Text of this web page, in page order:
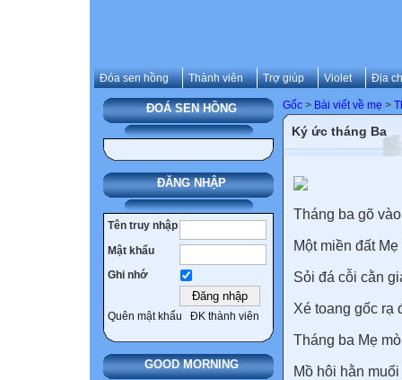
Đóa sen hồng Thành viên Trợ giúp Violet Địa
ĐOÁ SEN HỒNG
ĐĂNG NHẬP
Tên truy nhập
Mật khẩu
Ghi nhớ
Quên mật khẩu ĐK thành viên
GOOD MORNING
Gốc > Bài viết về mẹ >
Ký ức tháng Ba
Tháng ba gõ
Một miền đất
Sỏi đá cỗi cằn
Xé toang gốc rạ
Tháng ba Mẹ
Mồ hôi hằn